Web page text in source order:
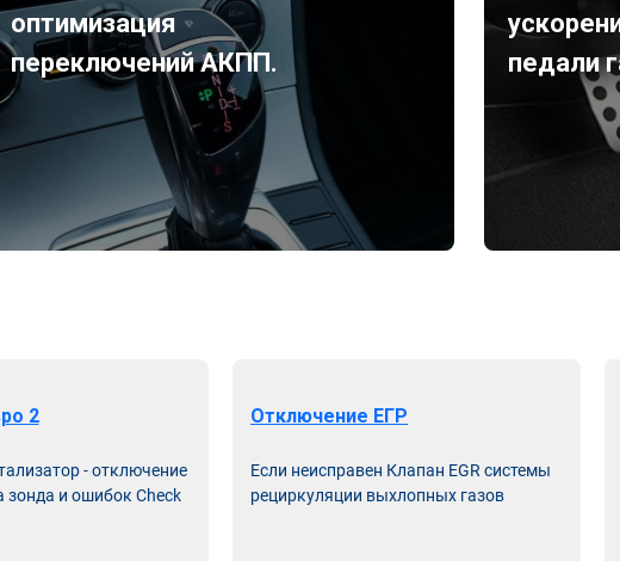
оптимизация
переключений АКПП.
педали
2
- отключение
зонда и ошибок Check
Отключение ЕГР
Если неисправен Клапан EGR системы
рециркуляции выхлопных газов